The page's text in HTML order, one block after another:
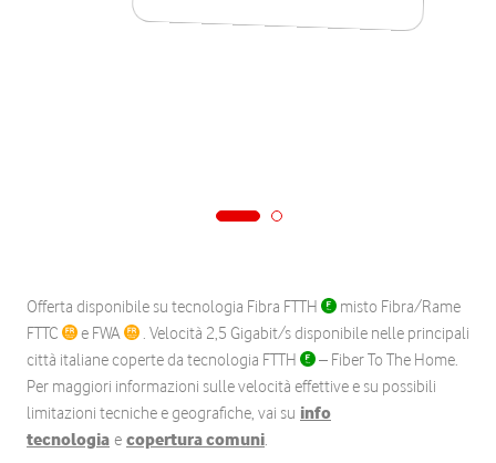
Offerta disponibile su tecnologia Fibra FTTH
misto Fibra/Rame
FTTC
e FWA
. Velocità 2,5 Gigabit/s disponibile nelle principali
città italiane coperte da tecnologia FTTH
– Fiber To The Home.
Per maggiori informazioni sulle velocità effettive e su possibili
limitazioni tecniche e geografiche, vai su info
tecnologia e copertura comuni.